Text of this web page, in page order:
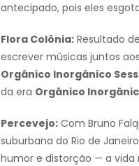
antecipado, pois eles
Flora Colônia: Resultado
escrever músicas juntos
Orgânico Inorgânico
da era Orgânico
Percevejo: Com Bruno
suburbana do Rio de
humor e distorção — a vida